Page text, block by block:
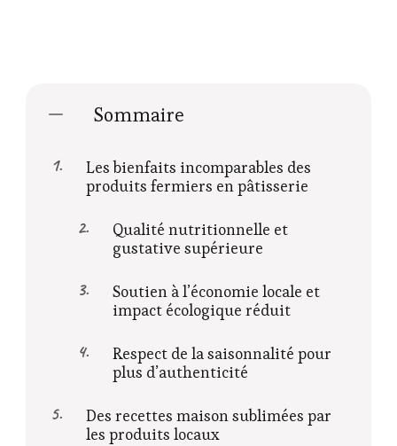
Sommaire
Les bienfaits incomparables des
produits fermiers en pâtisserie
Qualité nutritionnelle et
gustative supérieure
Soutien à l’économie locale et
impact écologique réduit
Respect de la saisonnalité pour
plus d’authenticité
Des recettes maison sublimées par
les produits locaux